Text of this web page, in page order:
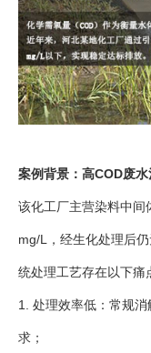
案例背景：高COD废
该化工厂主营染料中
mg/L，经生化处理后
统处理工艺存在以下痛
1. 处理效率低：常规
求；